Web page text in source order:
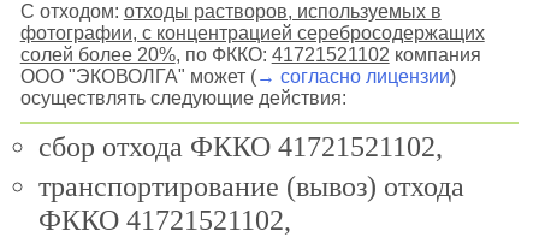
С отходом: отходы растворов, используемых в
фотографии, с концентрацией серебросодержащих
солей более 20%, по ФККО: 41721521102 компания
ООО "ЭКОВОЛГА" может (→ согласно лицензии)
осуществлять следующие действия:
сбор отхода ФККО 41721521102,
транспортирование (вывоз) отхода
ФККО 41721521102,